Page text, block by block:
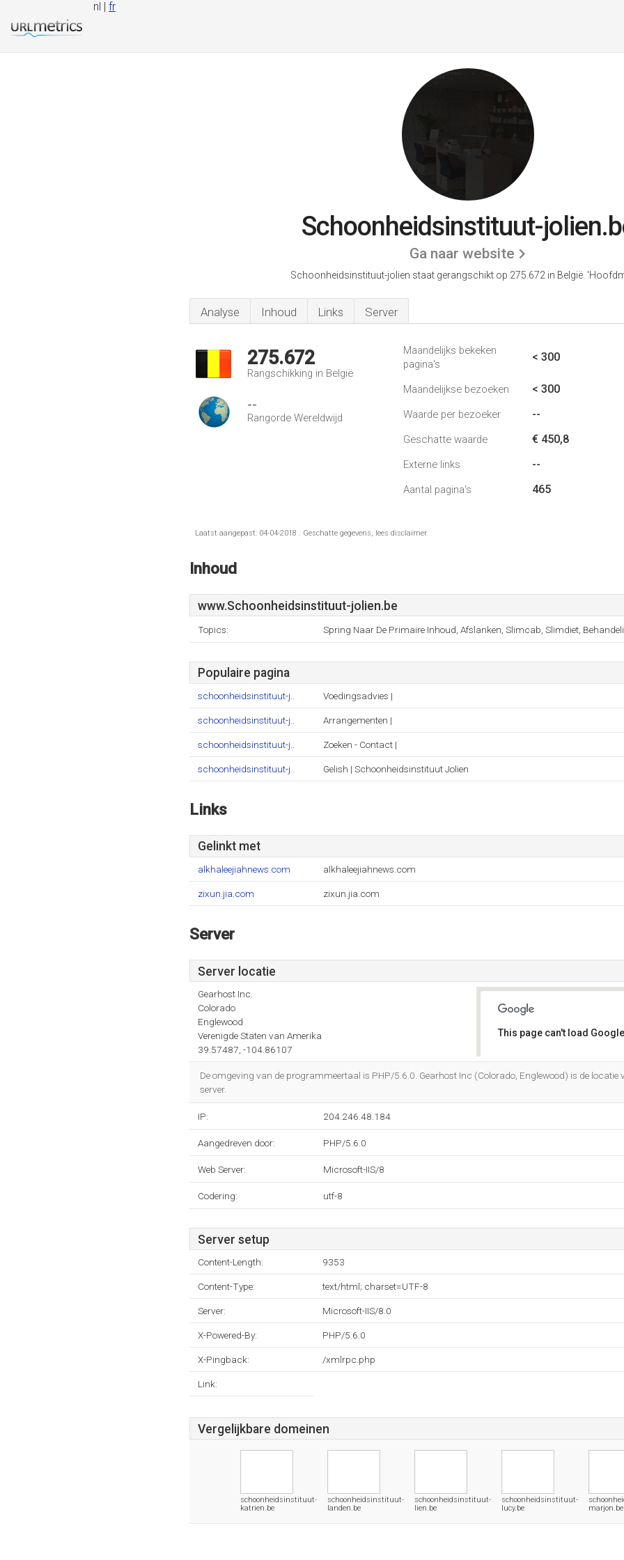
nl | fr
Schoonheidsinstituut-
Ga naar website
Schoonheidsinstituut-jolien staat gerangschikt op 275.672 in België.
Analyse Inhoud Links Server
275.672
Rangschikking in België
--
Rangorde Wereldwijd
Maandelijks bekeken
pagina's
< 300
Maandelijkse bezoeken < 300
Waarde per bezoeker --
Geschatte waarde € 450,8
Externe links --
Aantal pagina's 465
Laatst aangepast: 04-04-2018 . Geschatte gegevens, lees disclaimer.
Inhoud
www.Schoonheidsinstituut-jolien.be
Topics: Spring Naar De Primaire Inhoud, Afslanken, Slimcab, Slimdiet,
Populaire pagina
schoonheidsinstituut-j.. Voedingsadvies |
schoonheidsinstituut-j.. Arrangementen |
schoonheidsinstituut-j.. Zoeken - Contact |
schoonheidsinstituut-j.. Gelish | Schoonheidsinstituut Jolien
Links
Gelinkt met
alkhaleejiahnews.com alkhaleejiahnews.com
zixun.jia.com zixun.jia.com
Server
Server locatie
Gearhost Inc.
Colorado
Englewood
Verenigde Staten van Amerika
39.57487, -104.86107
This page can't load
De omgeving van de programmeertaal is PHP/5.6.0. Gearhost Inc (Colorado, Englewood) is de locatie
server.
IP: 204.246.48.184
Aangedreven door: PHP/5.6.0
Web Server: Microsoft-IIS/8
Codering: utf-8
Server setup
Content-Length: 9353
Content-Type: text/html; charset=UTF-8
Server: Microsoft-IIS/8.0
X-Powered-By: PHP/5.6.0
X-Pingback: /xmlrpc.php
Link:
Vergelijkbare domeinen
schoonheidsinstituut-
katrien.be
schoonheidsinstituut-
landen.be
schoonheidsinstituut-
lien.be
schoonheidsinstituut-
lucy.be
marjon.be